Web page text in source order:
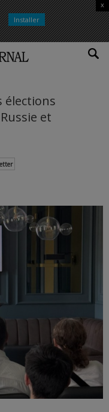
x
Installer
élections
et